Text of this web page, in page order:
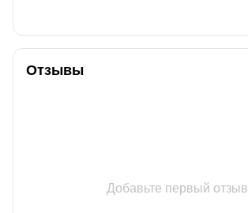
Отзывы
Добавьте первый отзыв